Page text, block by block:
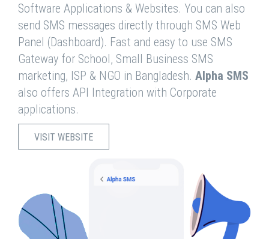
Software Applications & Websites. You can also
send SMS messages directly through SMS Web
Panel (Dashboard). Fast and easy to use SMS
Gateway for School, Small Business SMS
marketing, ISP & NGO in Bangladesh. Alpha SMS
also offers API Integration with Corporate
applications.
VISIT WEBSITE